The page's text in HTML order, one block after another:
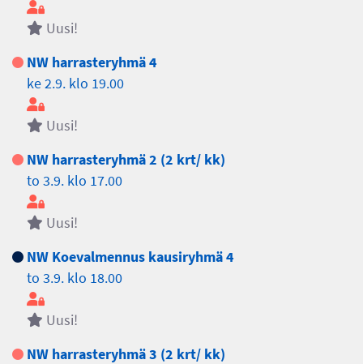
Uusi!
NW harrasteryhmä 4
ke 2.9. klo 19.00
Uusi!
NW harrasteryhmä 2 (2 krt/ kk)
to 3.9. klo 17.00
Uusi!
NW Koevalmennus kausiryhmä 4
to 3.9. klo 18.00
Uusi!
NW harrasteryhmä 3 (2 krt/ kk)